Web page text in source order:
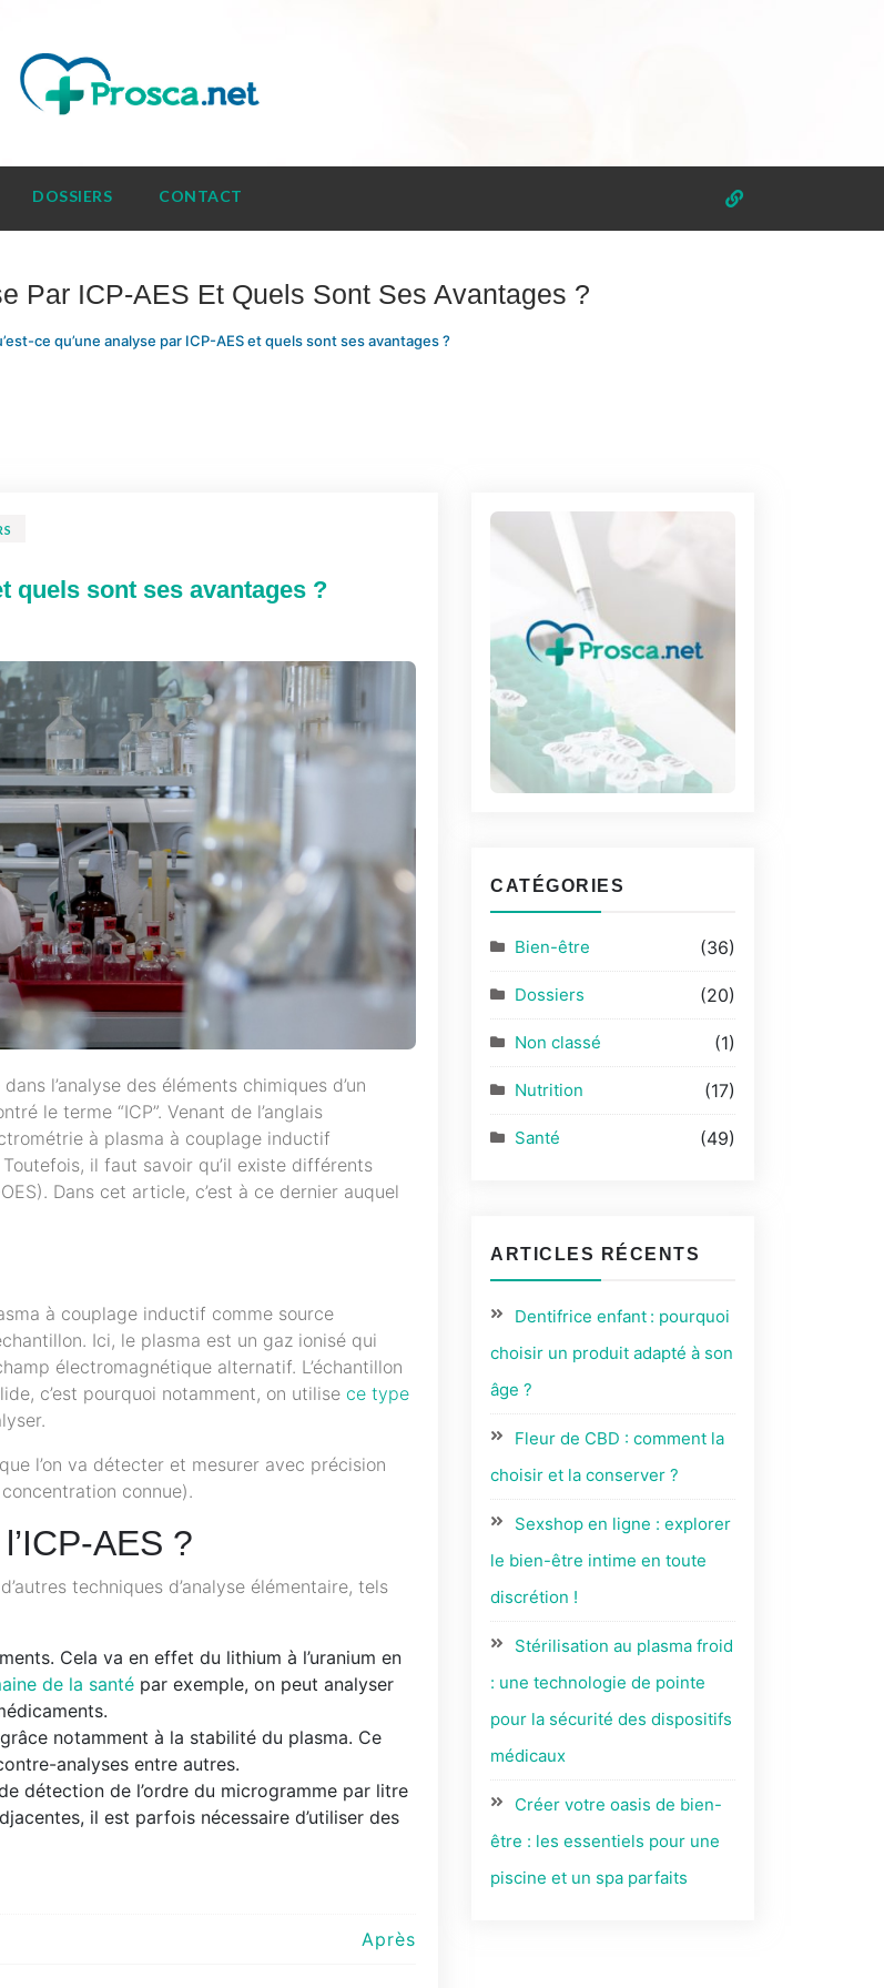
DOSSIERS CONTACT
Par ICP-AES Et Quels Sont Ses Avantages ?
ce qu’une analyse par ICP-AES et quels sont ses avantages ?
quels sont ses avantages ?
l’analyse des éléments chimiques d’un
le terme “ICP”. Venant de l’anglais
à plasma à couplage inductif
il faut savoir qu’il existe différents
Dans cet article, c’est à ce dernier auquel
à couplage inductif comme source
Ici, le plasma est un gaz ionisé qui
électromagnétique alternatif. L’échantillon
c’est pourquoi notamment, on utilise ce type
l’on va détecter et mesurer avec précision
connue).
AES ?
techniques d’analyse élémentaire, tels
Cela va en effet du lithium à l’uranium en
de la santé par exemple, on peut analyser
notamment à la stabilité du plasma. Ce
analyses entre autres.
détection de l’ordre du microgramme par litre
il est parfois nécessaire d’utiliser des
Après
CATÉGORIES
Bien-être (36)
Dossiers (20)
Non classé (1)
Nutrition (17)
Santé (49)
ARTICLES RÉCENTS
Dentifrice enfant : pourquoi
choisir un produit adapté à son
âge ?
Fleur de CBD : comment la
choisir et la conserver ?
Sexshop en ligne : explorer
le bien-être intime en toute
discrétion !
Stérilisation au plasma froid
: une technologie de pointe
pour la sécurité des dispositifs
médicaux
Créer votre oasis de bien-
être : les essentiels pour une
piscine et un spa parfaits